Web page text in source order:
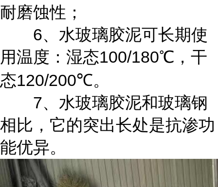
耐磨蚀性；
6、水玻璃胶泥可长期使
用温度：湿态100/180℃，干
态120/200℃。
7、 水玻璃胶泥和玻璃钢
相比，它的突出长处是抗渗功
能优异。